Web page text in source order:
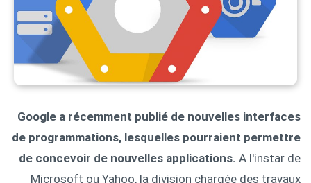
Google a récemment publié de nouvelles interfaces
de programmations, lesquelles pourraient permettre
de concevoir de nouvelles applications. A l'instar de
Microsoft ou Yahoo, la division chargée des travaux